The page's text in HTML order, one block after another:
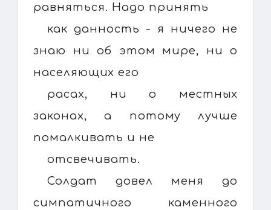
равняться. Надо принять
как данность - я ничего не
знаю ни об этом мире, ни о
населяющих его
расах, ни о местных
законах, а потому лучше
помалкивать и не
отсвечивать.
Солдат довел меня до
симпатичного каменного